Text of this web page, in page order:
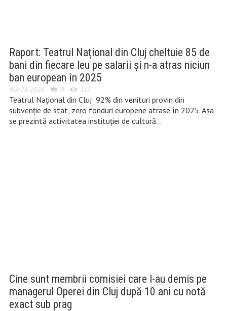
Raport: Teatrul Național din Cluj cheltuie 85 de
bani din fiecare leu pe salarii și n-a atras niciun
ban european în 2025
mai 28, 2026 0 115
Teatrul Național din Cluj: 92% din venituri provin din
subvenție de stat, zero fonduri europene atrase în 2025. Așa
se prezintă activitatea instituției de cultură…
Cine sunt membrii comisiei care l-au demis pe
managerul Operei din Cluj după 10 ani cu notă
exact sub prag